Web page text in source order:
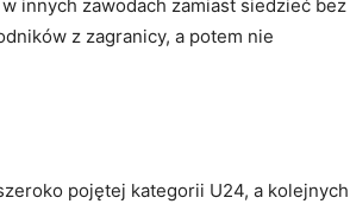
innych zawodach zamiast siedzieć bez
z zagranicy, a potem nie
pojętej kategorii U24, a kolejnych